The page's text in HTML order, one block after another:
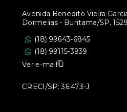
Avenida Benedito Vieira
Dormelias - Buritama/SP,
(18) 99643-6845
(18) 99115-3939
Ver e-mail
CRECI/SP: 36.473-J